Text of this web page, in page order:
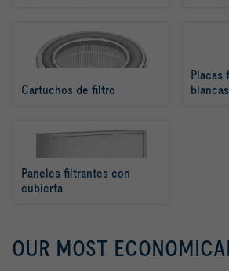
Cartuchos de filtro
Placas
blancas
Paneles filtrantes con
cubierta
OUR MOST